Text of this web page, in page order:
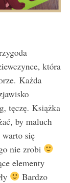
która
Każda
tęczę. Książka
by maluch
warto się
nie zrobi
elementy
Bardzo